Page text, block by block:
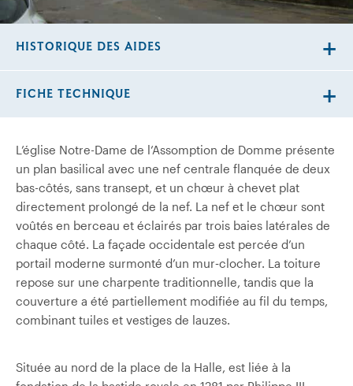
L’église Notre-Dame de l’Assomption de Domme présente
un plan basilical avec une nef centrale flanquée de deux
bas-côtés, sans transept, et un chœur à chevet plat
directement prolongé de la nef. La nef et le chœur sont
voûtés en berceau et éclairés par trois baies latérales de
chaque côté. La façade occidentale est percée d’un
portail moderne surmonté d’un mur‑clocher. La toiture
repose sur une charpente traditionnelle, tandis que la
couverture a été partiellement modifiée au fil du temps,
combinant tuiles et vestiges de lauzes.
Située au nord de la place de la Halle, est liée à la
HISTORIQUE DES AIDES
FICHE TECHNIQUE